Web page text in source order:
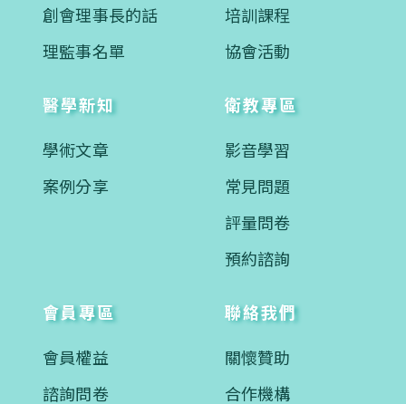
創會理事長的話
理監事名單
培訓課程
協會活動
醫學新知
學術文章
案例分享
衛教專區
影音學習
常見問題
評量問卷
預約諮詢
會員專區
會員權益
諮詢問卷
聯絡我們
關懷贊助
合作機構